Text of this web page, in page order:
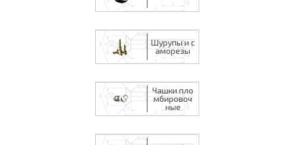
Шурупы и с
аморезы
Чашки пло
мбировоч
ные